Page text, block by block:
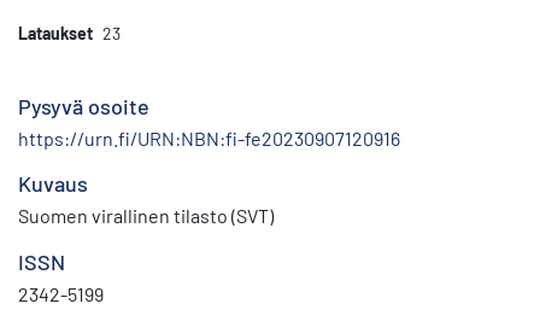
Lataukset 23
Pysyvä osoite
https://urn.fi/URN:NBN:fi-fe20230907120916
Kuvaus
Suomen virallinen tilasto (SVT)
ISSN
2342-5199